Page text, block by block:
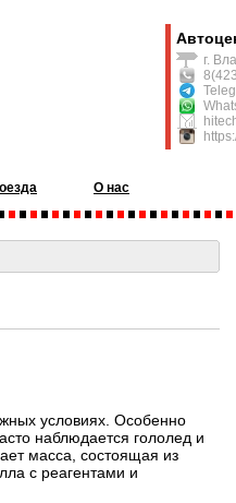
г.
О нас
условиях. Особенно
наблюдается гололед и
масса, состоящая из
с реагентами и